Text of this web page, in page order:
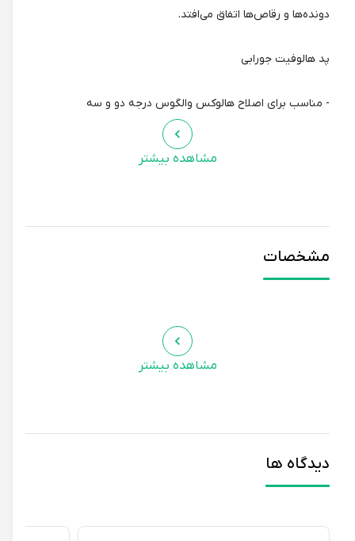
دونده‌ها و رقاص‌ها اتفاق می‌افتد.
پد هالوفیت جورابی
- مناسب برای اصلاح هالوکس والگوس درجه دو و سه
- مناسب برای اصلاح هالوکس واروس (انحراف شست به خارج)
- دارای قابلیت تنظیم نیروی کشش بر روی شست پا
- بهترین بازدهی استفاده را شب، زمان خواب دارد.
مشاهده بیشتر
مشخصات
مشاهده بیشتر
دیدگاه ها